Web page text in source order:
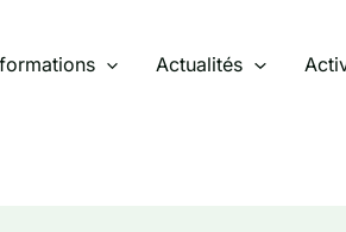
Actualités